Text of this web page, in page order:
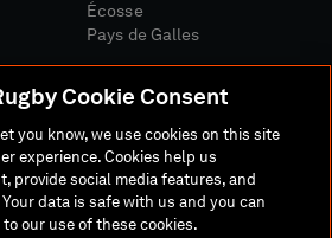
Écosse
Pays de Galles
Générales
Politique De Cookies
Cookie Consent
you know, we use cookies on this site
experience. Cookies help us
provide social media features, and
data is safe with us and you can
our use of these cookies.